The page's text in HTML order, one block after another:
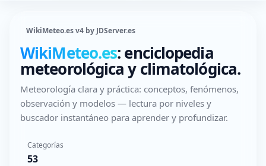
WikiMeteo.es v4 by JDServer.es
WikiMeteo.es: enciclopedia
meteorológica y climatológica.
Meteorología clara y práctica: conceptos, fenómenos,
observación y modelos — lectura por niveles y
buscador instantáneo para aprender y profundizar.
Categorías
53